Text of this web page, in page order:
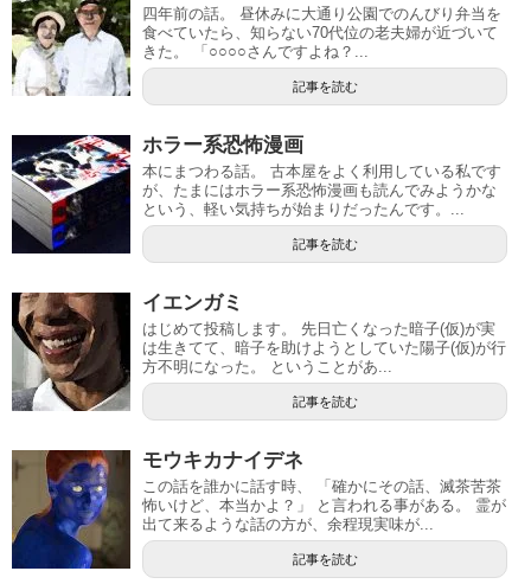
四年前の話。 昼休みに大通り公園でのんびり弁当を
食べていたら、知らない70代位の老夫婦が近づいて
きた。 「○○○○さんですよね？...
記事を読む
ホラー系恐怖漫画
本にまつわる話。 古本屋をよく利用している私です
が、たまにはホラー系恐怖漫画も読んでみようかな
という、軽い気持ちが始まりだったんです。...
記事を読む
イエンガミ
はじめて投稿します。 先日亡くなった暗子(仮)が実
は生きてて、暗子を助けようとしていた陽子(仮)が行
方不明になった。 ということがあ...
記事を読む
モウキカナイデネ
この話を誰かに話す時、 「確かにその話、滅茶苦茶
怖いけど、本当かよ？」 と言われる事がある。 霊が
出て来るような話の方が、余程現実味が...
記事を読む